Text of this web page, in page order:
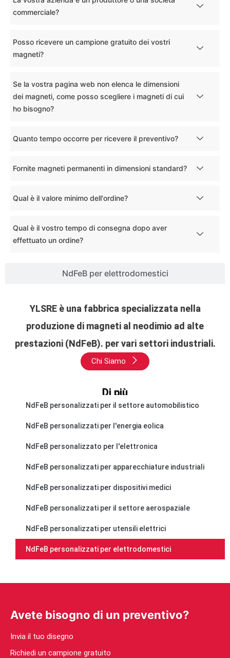
NdFeB per elettrodomestici
commerciale?
Posso ricevere un campione gratuito dei vostri
magneti?
Se la vostra pagina web non elenca le dimensioni
dei magneti, come posso scegliere i magneti di cui
ho bisogno?
Quanto tempo occorre per ricevere il preventivo?
Fornite magneti permanenti in dimensioni standard?
Qual è il valore minimo dell'ordine?
Qual è il vostro tempo di consegna dopo aver
effettuato un ordine?
YLSRE è una fabbrica specializzata nella
produzione di magneti al neodimio ad alte
prestazioni (NdFeB). per vari settori industriali.
Chi Siamo
Di più
NdFeB personalizzati per il settore automobilistico
NdFeB personalizzati per l'energia eolica
NdFeB personalizzato per l'elettronica
NdFeB personalizzati per apparecchiature industriali
NdFeB personalizzati per dispositivi medici
NdFeB personalizzati per il settore aerospaziale
NdFeB personalizzati per utensili elettrici
NdFeB personalizzati per elettrodomestici
Avete bisogno di un preventivo?
Invia il tuo disegno
Richiedi un campione gratuito